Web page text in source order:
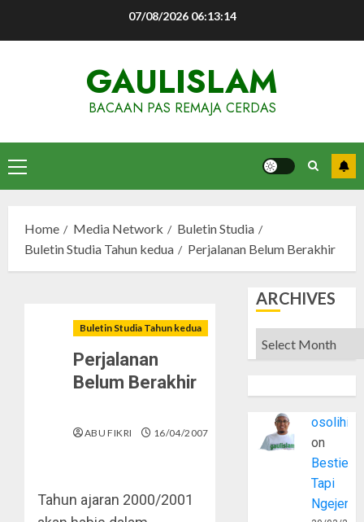
07/08/2026 06:13:15
GAULISLAM
BACAAN PAS REMAJA CERDAS
Primary
Menu
Home Media Network
Buletin Studia
Buletin Studia Tahun kedua
Perjalanan Belum Berakhir
Buletin Studia Tahun kedua
Perjalanan
Belum Berakhir
ABU FIKRI 16/04/2007
Tahun ajaran 2000/2001
ARCHIVES
Archives
osolihin
on
Bestie
Tapi